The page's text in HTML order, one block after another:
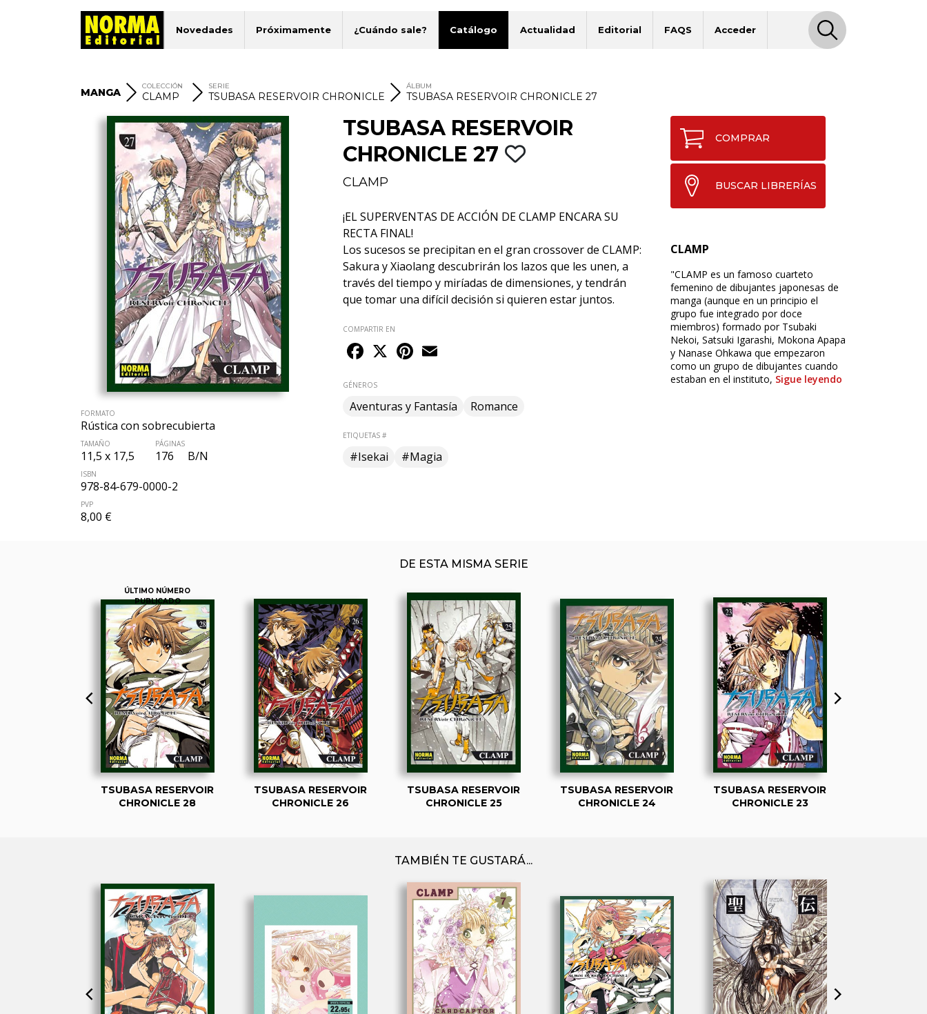
Novedades Próximamente ¿Cuándo sale? Catálogo Actualidad Editorial FAQS Acceder
MANGA
COLECCIÓN
CLAMP
SERIE
TSUBASA RESERVOIR CHRONICLE
ÁLBUM
TSUBASA RESERVOIR CHRONICLE 27
FORMATO
Rústica con sobrecubierta
TAMAÑO
11,5 x 17,5
PÁGINAS
176 B/N
ISBN
978-84-679-0000-2
PVP
8,00 €
TSUBASA RESERVOIR
CHRONICLE 27
CLAMP
¡EL SUPERVENTAS DE ACCIÓN DE CLAMP ENCARA SU
RECTA FINAL!
Los sucesos se precipitan en el gran crossover de CLAMP:
Sakura y Xiaolang descubrirán los lazos que les unen, a
través del tiempo y miríadas de dimensiones, y tendrán
que tomar una difícil decisión si quieren estar juntos.
COMPARTIR EN
Facebook
X Pinterest
GÉNEROS
Aventuras y Fantasía Romance
ETIQUETAS #
#Isekai #Magia
COMPRAR
BUSCAR LIBRERÍAS
CLAMP
"CLAMP es un famoso cuarteto
femenino de dibujantes japonesas de
manga (aunque en un principio el
grupo fue integrado por doce
miembros) formado por Tsubaki
Nekoi, Satsuki Igarashi, Mokona Apapa
y Nanase Ohkawa que empezaron
como un grupo de dibujantes cuando
estaban en el instituto, Sigue leyendo
DE ESTA MISMA SERIE
ÚLTIMO NÚMERO
PUBLICADO
TSUBASA RESERVOIR
CHRONICLE 28
TSUBASA RESERVOIR
CHRONICLE 26
TSUBASA RESERVOIR
CHRONICLE 25
TSUBASA RESERVOIR
CHRONICLE 24
TSUBASA RESERVOIR
CHRONICLE 23
TAMBIÉN TE GUSTARÁ...